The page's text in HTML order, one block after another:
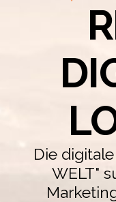
Die
WELT"